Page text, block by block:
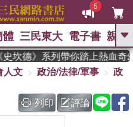
5
GO
東野圭吾 、 高希均教授回憶錄
群喵 、 暑期推薦 、 國際布克
灣漫遊錄、 方念華 、 台灣的李
體 三民東大 電子書 親子
德》系列帶你踏上熱血奇幻
人文 政治/法律/軍事
政
列印
評論